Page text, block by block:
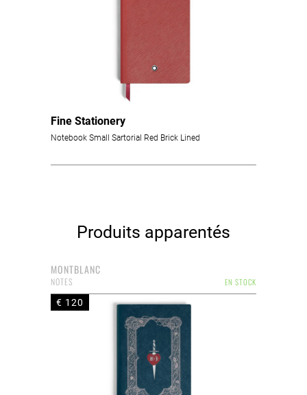
Fine Stationery
Notebook Small Sartorial Red Brick Lined
Produits apparentés
MONTBLANC
EN STOCK
NOTES
€ 120